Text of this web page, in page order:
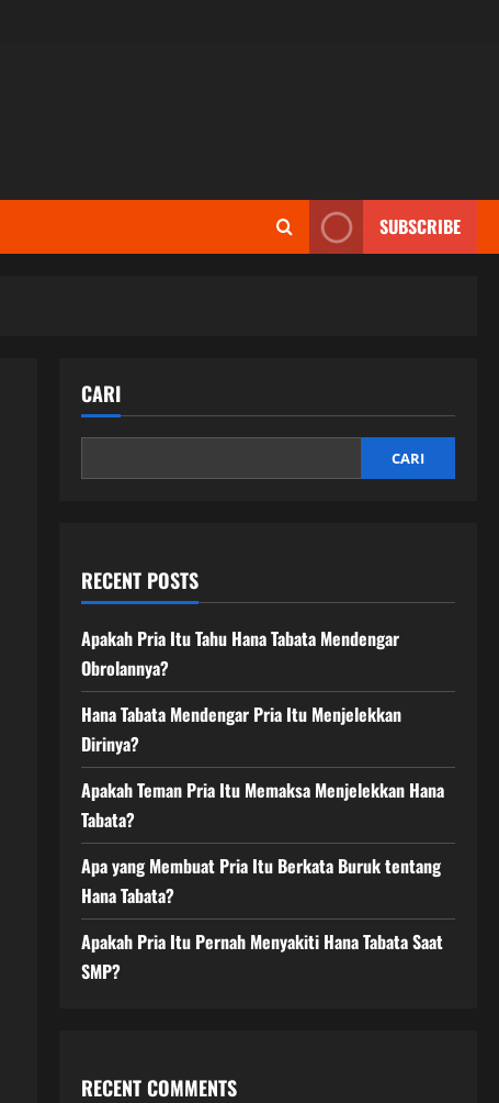
SUBSCRIBE
CARI
CARI
RECENT POSTS
Apakah Pria Itu Tahu Hana Tabata Mendengar
Obrolannya?
Hana Tabata Mendengar Pria Itu Menjelekkan
Dirinya?
Apakah Teman Pria Itu Memaksa Menjelekkan Hana
Tabata?
Apa yang Membuat Pria Itu Berkata Buruk tentang
Hana Tabata?
Apakah Pria Itu Pernah Menyakiti Hana Tabata Saat
SMP?
RECENT COMMENTS